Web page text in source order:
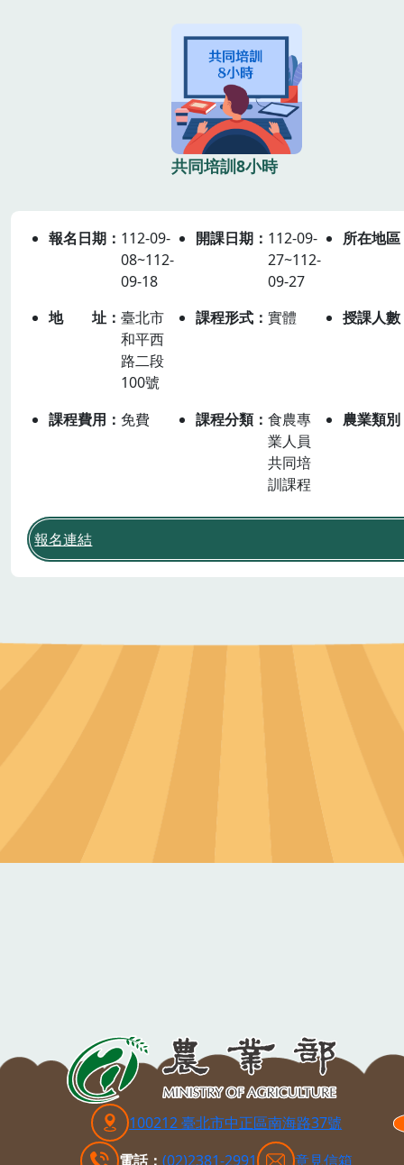
共同培訓8小時
報名日期
112-09-
08~112-
09-18
開課日期
112-09-
27~112-
09-27
所在地區
地址
臺北市
和平西
路二段
100號
課程形式 實體 授課人數
課程費用 免費 課程分類
食農專
業人員
共同培
訓課程
農業類別
報名連結
100212 臺北市中正區南海路37號
電話： (02)2381-2991 意見信箱